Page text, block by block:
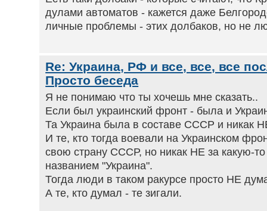
дулами автоматов - кажется даже
личные проблемы - этих долбаков, но не
Re: Украина, РФ и все, все, все
Просто беседа
Я не понимаю что ты хочешь мне сказать..
Если был украинский фронт - была и
Та Украина была в составе СССР и никак
И те, кто тогда воевали на Украинском
свою страну СССР, но никак НЕ за какую-
названием "Украина".
Тогда люди в таком ракурсе просто НЕ
А те, кто думал - те зигали.